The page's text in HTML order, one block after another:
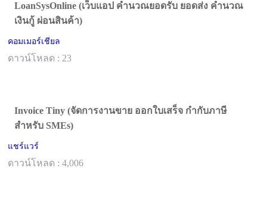
LoanSysOnline (เว็บแอป คำนวณยอดรับ ยอดส่ง คำนวณ
เงินกู้ ผ่อนสินค้า)
คอมเมอร์เชียล
ดาวน์โหลด : 23
Invoice Tiny (จัดการงานขาย ออกใบเสร็จ กำกับภาษี
สำหรับ SMEs)
แชร์แวร์
ดาวน์โหลด : 4,006